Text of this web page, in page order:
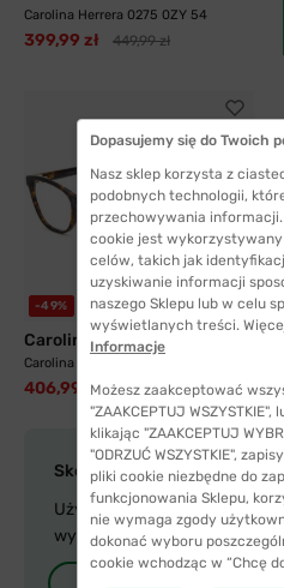
Carolina Herrera 0275 0ZY 54
399,99 zł 449,99 zł
-49% 4 kolory
Carolina Herrera
Carolina Herrera HER 0239 O63 55
406,99 zł 799,99 zł
Skorzystaj z wirtualnej
Użyj kamerki, aby zobaczyć,
wybranych oprawkach.
Dopasujemy się do Twoich
Nasz sklep korzysta z
podobnych technologii,
przechowywania
cookie jest
celów, takich jak
uzyskiwanie informacji
naszego Sklepu lub w celu
wyświetlanych treści.
Informacje
Możesz zaakceptować
"ZAAKCEPTUJ
klikając "ZAAKCEPTUJ
"ODRZUĆ WSZYSTKIE",
pliki cookie niezbędne do
funkcjonowania Sklepu,
nie wymaga zgody
dokonać wyboru
cookie wchodząc w “Chcę